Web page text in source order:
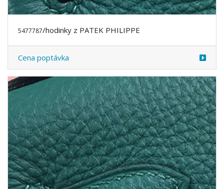
5477788/hodinky z PATEK PHILIPPE
Cena poptávka